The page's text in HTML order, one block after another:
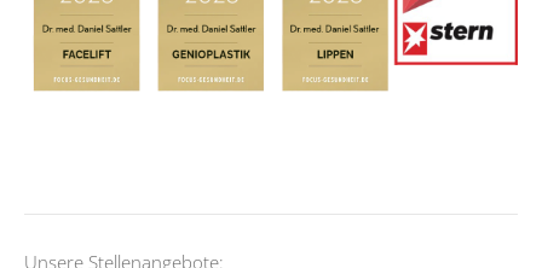
Unsere Stellenangebote: